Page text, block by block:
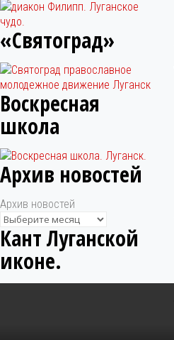
«Святоград»
Воскресная
школа
Архив новостей
Архив новостей
Кант Луганской
иконе.